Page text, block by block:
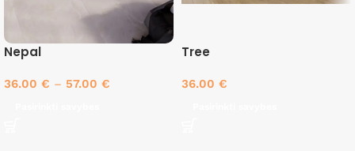
Nepal
36.00 € – 57.00 €
Tree
36.00 €